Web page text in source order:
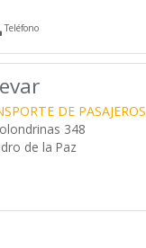
Teléfono
DE PASAJEROS
348
de la Paz